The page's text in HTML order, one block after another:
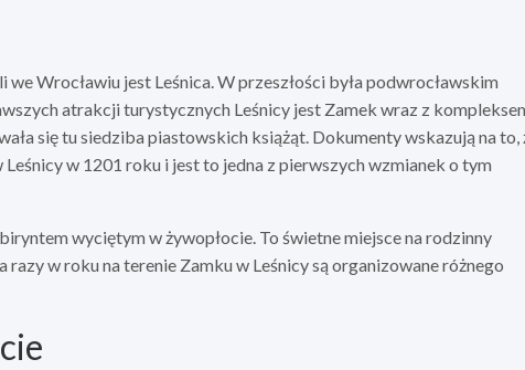
Wrocławiu jest Leśnica. W przeszłości była podwrocławskim
atrakcji turystycznych Leśnicy jest Zamek wraz z
się tu siedziba piastowskich książąt. Dokumenty wskazują na to,
Leśnicy w 1201 roku i jest to jedna z pierwszych wzmianek o tym
wyciętym w żywopłocie. To świetne miejsce na rodzinny
w roku na terenie Zamku w Leśnicy są organizowane różnego